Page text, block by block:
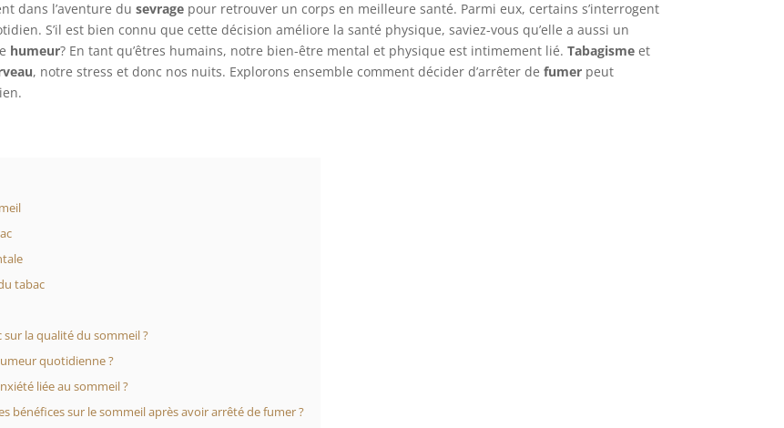
dans l’aventure dusevrage pour retrouver un corps en meilleure santé. Parmi eux, certains s’interrogent
S’il est bien connu que cette décision améliore la santé physique, saviez-vous qu’elle a aussi un
humeur? En tant qu’êtres humains, notre bien-être mental et physique est intimement lié.Tabagisme et
, notre stress et donc nos nuits. Explorons ensemble comment décider d’arrêter defumer peut
tabac
sur la qualité du sommeil ?
quotidienne ?
liée au sommeil ?
bénéfices sur le sommeil après avoir arrêté de fumer ?